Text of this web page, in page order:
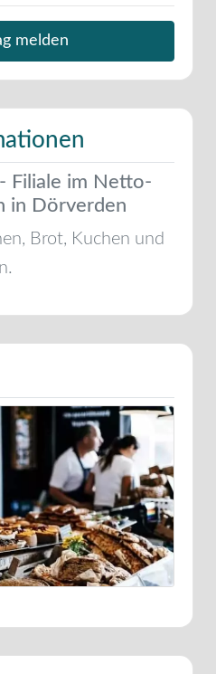
melden
Filiale im Netto-
in Dörverden
Brot, Kuchen und